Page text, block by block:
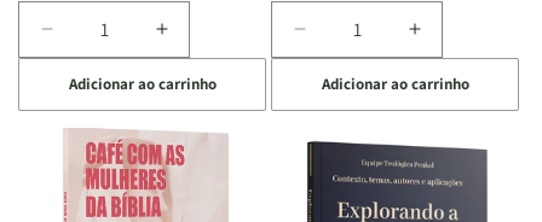
Diminuir
a
quantidade
de
Bíblia
para
Estudo
Aumentar
a
quantidade
de
Bíblia
para
o
Estudo
Adicionar ao carrinho
Diminuir
a
quantidade
de
Bíblia
o
Estudo
Aumentar
a
quantidade
de
Bíblia
para
o
Estudo
Adicionar ao carrinho